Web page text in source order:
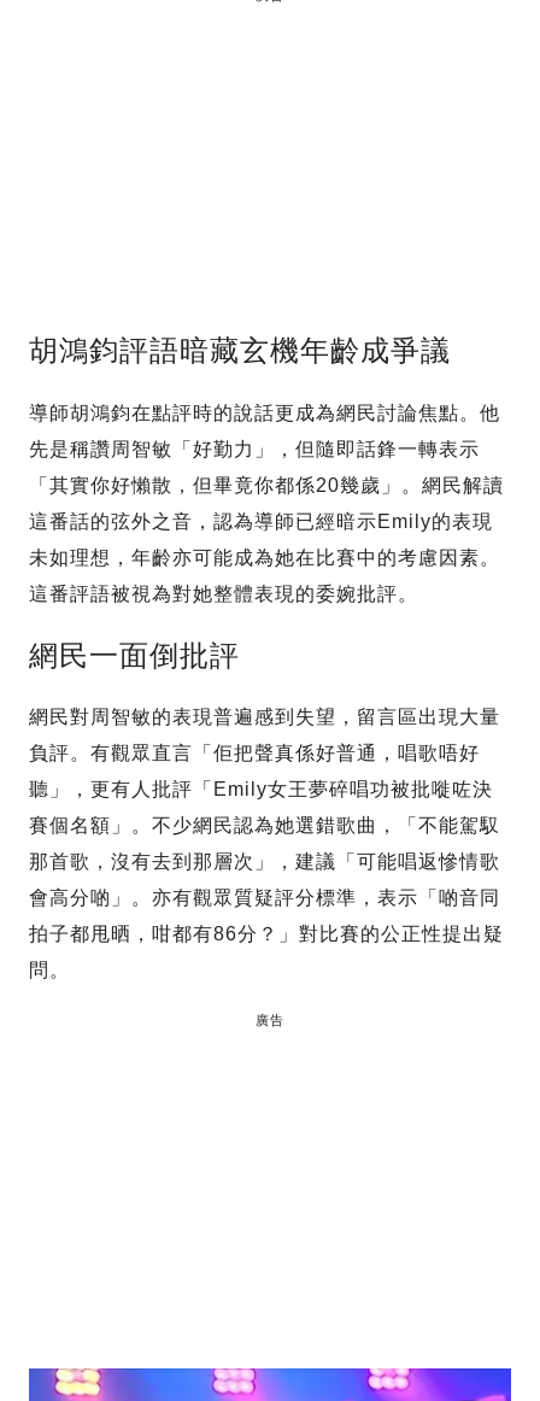
胡鴻鈞評語暗藏玄機年齡成爭議
導師胡鴻鈞在點評時的說話更成為網民討論焦點。他
先是稱讚周智敏「好勤力」，但隨即話鋒一轉表示
「其實你好懶散，但畢竟你都係20幾歲」。網民解讀
這番話的弦外之音，認為導師已經暗示Emily的表現
未如理想，年齡亦可能成為她在比賽中的考慮因素。
這番評語被視為對她整體表現的委婉批評。
網民一面倒批評
網民對周智敏的表現普遍感到失望，留言區出現大量
負評。有觀眾直言「佢把聲真係好普通，唱歌唔好
聽」，更有人批評「Emily女王夢碎唱功被批嘥咗決
賽個名額」。不少網民認為她選錯歌曲，「不能駕馭
那首歌，沒有去到那層次」，建議「可能唱返慘情歌
會高分啲」。亦有觀眾質疑評分標準，表示「啲音同
拍子都甩晒，咁都有86分？」對比賽的公正性提出疑
問。
廣告